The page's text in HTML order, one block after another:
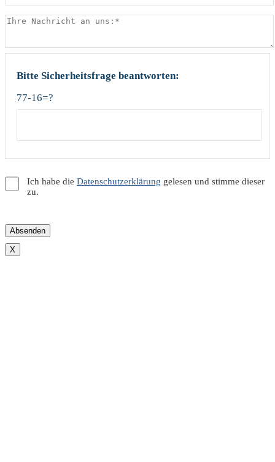
Bitte Sicherheitsfrage beantworten:
77-16=?
Ich habe die Datenschutzerklärung gelesen und stimme dieser
zu.
X